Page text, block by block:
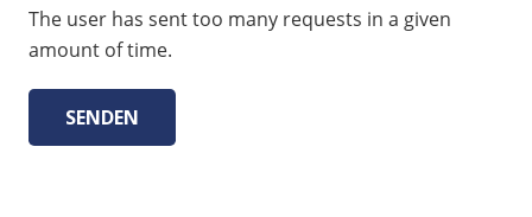
The user has sent too many requests in a given
amount of time.